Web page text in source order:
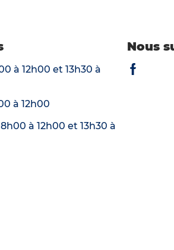
à 12h00 et 13h30 à
à 12h00
8h00 à 12h00 et 13h30 à
Nous
Voir la